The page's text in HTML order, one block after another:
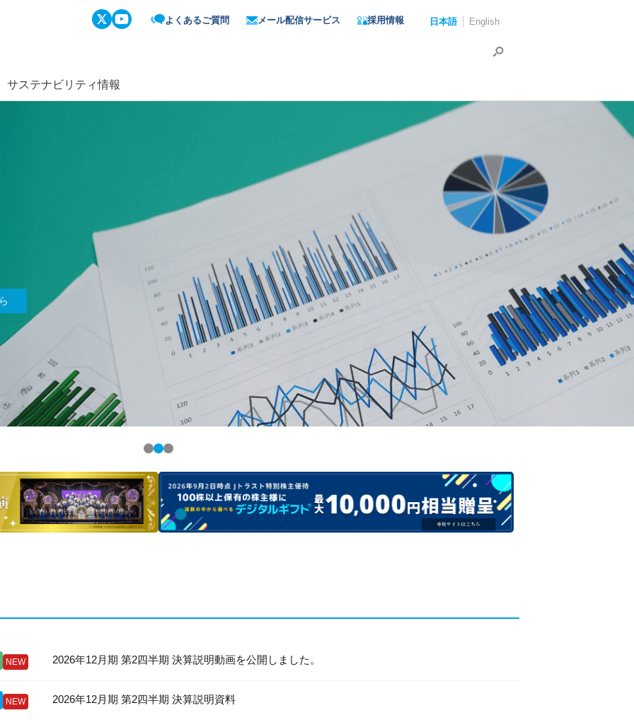
よくあるご質問 メール配信サービス 採用情報 日本語 English
サステナビリティ情報
NEW 2026年12月期 第2四半期 決算説明動画を公開しました。
NEW 2026年12月期 第2四半期 決算説明資料